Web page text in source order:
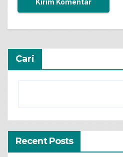
Cari
Recent Posts